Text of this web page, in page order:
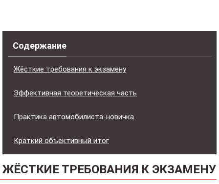
Содержание
Жёсткие требования к экзамену
Эффективная теоретическая часть
Практика автомобилиста-новичка
Краткий объективный итог
ЖЁСТКИЕ ТРЕБОВАНИЯ К ЭКЗАМЕНУ